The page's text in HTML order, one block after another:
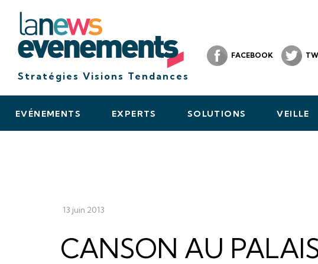
Stratégies Visions Tendances
FACEBOOK
EVÉNEMENTS EXPERTS SOLUTIONS VEILLE
13 juin 2013
CANSON AU